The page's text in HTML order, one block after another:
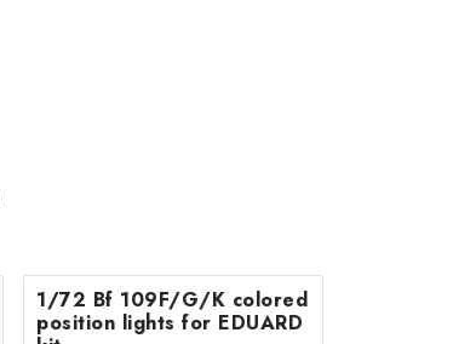
1/72 Bf 109F/G/K colored
position lights for EDUARD